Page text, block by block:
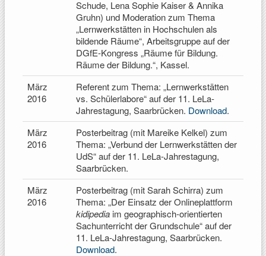
Schude, Lena Sophie Kaiser & Annika
Gruhn) und Moderation zum Thema
„Lernwerkstätten in Hochschulen als
bildende Räume“, Arbeitsgruppe auf der
DGfE-Kongress „Räume für Bildung.
Räume der Bildung.“, Kassel.
März
2016
Referent zum Thema: „Lernwerkstätten
vs. Schülerlabore“ auf der 11. LeLa-
Jahrestagung, Saarbrücken. Download.
März
2016
Posterbeitrag (mit Mareike Kelkel) zum
Thema: „Verbund der Lernwerkstätten der
UdS“ auf der 11. LeLa-Jahrestagung,
Saarbrücken.
März
2016
Posterbeitrag (mit Sarah Schirra) zum
Thema: „Der Einsatz der Onlineplattform
kidipedia im geographisch-orientierten
Sachunterricht der Grundschule“ auf der
11. LeLa-Jahrestagung, Saarbrücken.
Download.